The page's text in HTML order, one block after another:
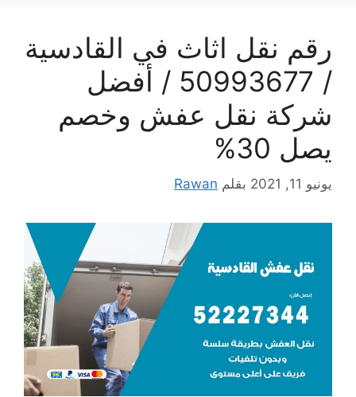
رقم نقل اثاث في القادسية
/ 50993677 / أفضل
شركة نقل عفش وخصم
يصل 30%
يونيو 11, 2021 بقلم Rawan